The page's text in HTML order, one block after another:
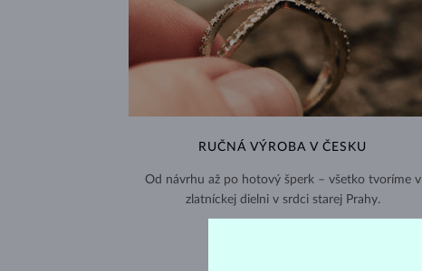
RUČNÁ VÝROBA V ČESKU
Od návrhu až po hotový šperk – všetko tvoríme v
zlatníckej dielni v srdci starej Prahy.